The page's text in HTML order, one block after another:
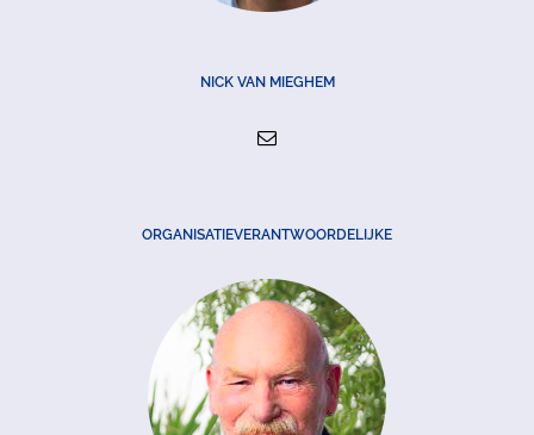
NICK VAN MIEGHEM
ORGANISATIEVERANTWOORDELIJKE